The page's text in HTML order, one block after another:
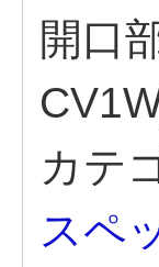
開口
カテ
スペ